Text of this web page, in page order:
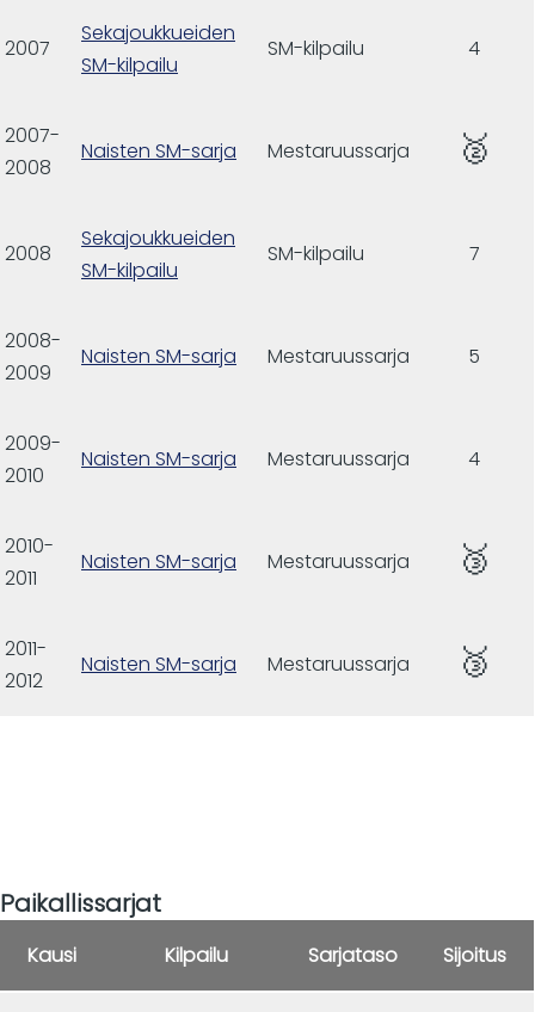
2007
Sekajoukkueiden
SM-kilpailu
SM-kilpailu 4
2007-
2008
Naisten SM-sarja Mestaruussarja 🥈
2008
Sekajoukkueiden
SM-kilpailu
SM-kilpailu 7
2008-
2009
Naisten SM-sarja Mestaruussarja 5
2009-
2010
Naisten SM-sarja Mestaruussarja 4
2010-
2011
Naisten SM-sarja Mestaruussarja 🥉
2011-
2012
Naisten SM-sarja Mestaruussarja 🥉
Paikallissarjat
Kausi Kilpailu Sarjataso Sijoitus